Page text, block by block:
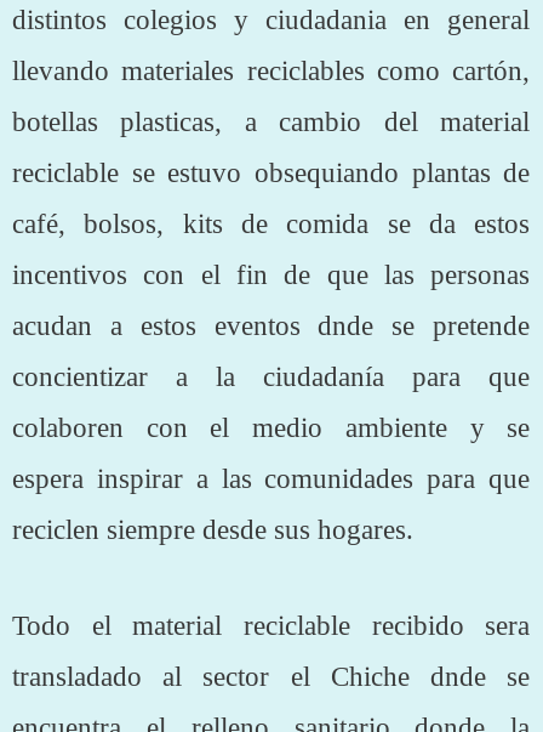
distintos colegios y ciudadania en general
llevando materiales reciclables como cartón,
botellas plasticas, a cambio del material
reciclable se estuvo obsequiando plantas de
café, bolsos, kits de comida se da estos
incentivos con el fin de que las personas
acudan a estos eventos dnde se pretende
concientizar a la ciudadanía para que
colaboren con el medio ambiente y se
espera inspirar a las comunidades para que
reciclen siempre desde sus hogares.
Todo el material reciclable recibido sera
transladado al sector el Chiche dnde se